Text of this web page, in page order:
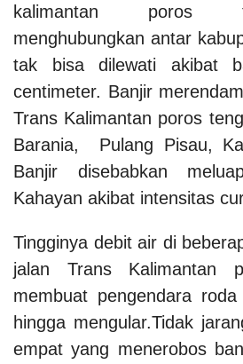
kalimantan poros
menghubungkan antar
tak bisa dilewati akibat
centimeter. Banjir
Trans Kalimantan poros
Barania, Pulang Pisau,
Banjir disebabkan
Kahayan akibat intensitas
Tingginya debit air di
jalan Trans Kalimantan
membuat pengendara
hingga mengular.Tidak
empat yang menerobos